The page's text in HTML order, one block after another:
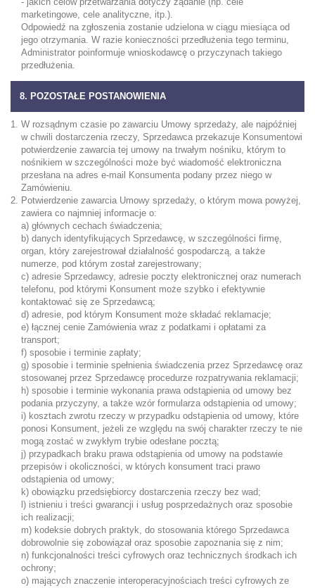
marketingowe, cele analityczne, itp.).
Odpowiedź na zgłoszenia zostanie udzielona w ciągu miesiąca od
jego otrzymania. W razie konieczności przedłużenia tego terminu,
Administrator poinformuje wnioskodawcę o przyczynach takiego
przedłużenia.
8. POZOSTAŁE POSTANOWIENIA
W rozsądnym czasie po zawarciu Umowy sprzedaży, ale najpóźniej
w chwili dostarczenia rzeczy, Sprzedawca przekazuje Konsumentowi
potwierdzenie zawarcia tej umowy na trwałym nośniku, którym to
nośnikiem w szczególności może być wiadomość elektroniczna
przesłana na adres e-mail Konsumenta podany przez niego w
Zamówieniu.
Potwierdzenie zawarcia Umowy sprzedaży, o którym mowa powyżej,
zawiera co najmniej informacje o:
a) głównych cechach świadczenia;
b) danych identyfikujących Sprzedawcę, w szczególności firmę,
organ, który zarejestrował działalność gospodarczą, a także
numerze, pod którym został zarejestrowany;
c) adresie Sprzedawcy, adresie poczty elektronicznej oraz numerach
telefonu, pod którymi Konsument może szybko i efektywnie
kontaktować się ze Sprzedawcą;
d) adresie, pod którym Konsument może składać reklamacje;
e) łącznej cenie Zamówienia wraz z podatkami i opłatami za
transport;
f) sposobie i terminie zapłaty;
g) sposobie i terminie spełnienia świadczenia przez Sprzedawcę oraz
stosowanej przez Sprzedawcę procedurze rozpatrywania reklamacji;
h) sposobie i terminie wykonania prawa odstąpienia od umowy bez
podania przyczyny, a także wzór formularza odstąpienia od umowy;
i) kosztach zwrotu rzeczy w przypadku odstąpienia od umowy, które
ponosi Konsument, jeżeli ze względu na swój charakter rzeczy te nie
mogą zostać w zwykłym trybie odesłane pocztą;
j) przypadkach braku prawa odstąpienia od umowy na podstawie
przepisów i okoliczności, w których konsument traci prawo
odstąpienia od umowy;
k) obowiązku przedsiębiorcy dostarczenia rzeczy bez wad;
l) istnieniu i treści gwarancji i usług posprzedażnych oraz sposobie
ich realizacji;
m) kodeksie dobrych praktyk, do stosowania którego Sprzedawca
dobrowolnie się zobowiązał oraz sposobie zapoznania się z nim;
n) funkcjonalności treści cyfrowych oraz technicznych środkach ich
ochrony;
o) mających znaczenie interoperacyjnościach treści cyfrowych ze